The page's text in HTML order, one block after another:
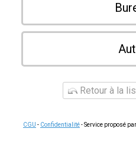
Retour à la
CGU - Confidentialité- Service proposé par